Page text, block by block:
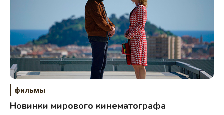
фильмы
Новинки мирового кинематографа